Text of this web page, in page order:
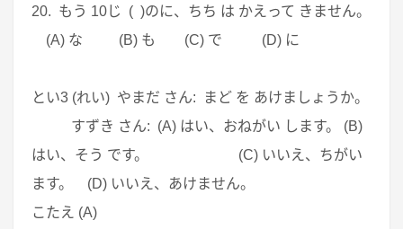
20. もう 10じ ( )のに、ちち は かえって きません。
(A) な (B) も (C) で (D) に
とい3 (れい) やまだ さん: まど を あけましょうか。
すずき さん: (A) はい、おねがい します。 (B)
はい、そう です。 (C) いいえ、ちがい
ます。 (D) いいえ、あけません。
こたえ (A)